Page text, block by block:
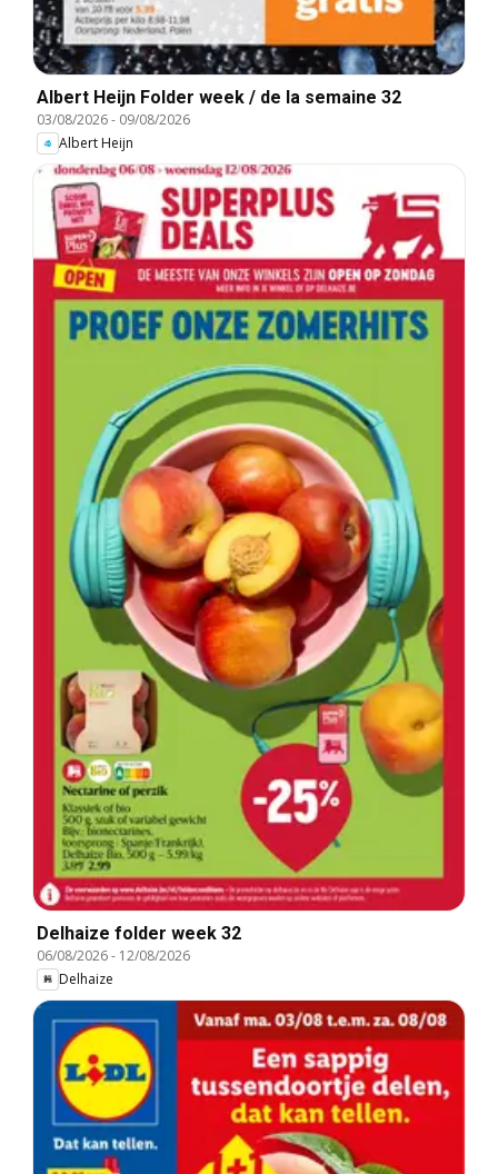
Albert Heijn Folder week / de la semaine 32
03/08/2026- 09/08/2026
Albert Heijn
Delhaize folder week 32
06/08/2026- 12/08/2026
Delhaize